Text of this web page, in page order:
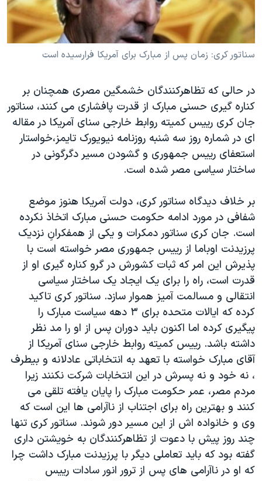
فرهنگ و زندگی
حقوق شهروندی
اقتصادی
اسرائیل در جنگ
گالری عکس
آرشیو پخش زنده
مستندها
انتخابات ریاست جمهوری آمریکا ۲۰۲۴
حمله جمهوری اسلامی به اسرائیل
ورزش زنان در ایران
اعتراضات زن، زندگی، آزادی
مجموعه مستندهای دادخواهی
تریبونال مردمی آبان ۹۸
چهل سال گروگان‌گیری
قانون شفافیت دارائی کادر رهبری ایران
اعتراضات مردمی آبان ۹۸
اسرائیل در جنگ
نرگس محمدی برنده جایزه نوبل صلح
همایش محافظه‌کاران آمریکا «سی‌پک»
صفحه‌های ویژه
سفر پرزیدنت ترامپ به چین
دنبال کنید
زبانهای مختلف
سناتور کری: زمان پس از مبارک برای آمریکا فرارسیده است
در حالی که تظاهرکنندگان خشمگین مصری همچنان بر
کناره گیری حسنی مبارک از قدرت پافشاری می کنند، سناتور
جان کری رییس کمیته روابط خارجی سنای آمریکا در مقاله
ای در شماره روز سه شنبه روزنامه نیویورک تایمز،خواستار
استعفای رییس جمهوری و گشودن مسیر دگرگونی در
ساختار سیاسی مصر شده است.
بر خلاف دیدگاه سناتور کری، دولت آمریکا هنوز موضع
شفافی در مورد ادامه حکومت حسنی مبارک اتخاذ نکرده
است. جان کری سناتور دمکرات و یکی از همفکرانِ نزدیک
پرزیدنت اوباما از رییس جمهوری مصر خواسته است با
پذیرش این امر که ثبات کشورش در گرو کناره گیری او از
قدرت است، راه را برای یک ایجاد یک ساختار سیاسی
انتقالی و مسالمت آمیز هموار سازد. سناتور کری تاکید
کرده که ایالات متحده برای ۳ دهه سیاست مبارک را
پیگیری کرده اما اکنون باید دوران پس از او را مد نظر
داشته باشد. رییس کمیته روابط خارجی سنای آمریکا از
آقای مبارک خواسته با تعهد به انتخاباتی عادلانه و بیطرف
، نه خود و نه پسرش در این انتخابات شرکت نکنند زیرا
مردم مصر، عمر حکومت مبارک را پایان یافته تلقی می
کنند و بهترین راه برای اجتناب از ناآرامی ها این است که
وی و خانواده اش از این مسیر دور شوند. سناتور کری تنها
چند روز پیش با دعوت از تظاهرکنندگان به خویشتن داری
گفته بود که باید تعاملی دیگر با پرزیدنت مبارک داشت چرا
که او در ناآرامی های پس از ترور انور سادات رییس